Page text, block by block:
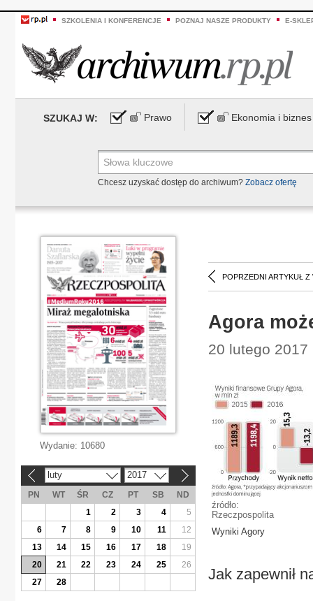
SZKOLENIA I KONFERENCJE POZNAJ NASZE PRODUKTY E-
SZUKAJ W: Prawo Ekonomia i biznes
Chcesz uzyskać dostęp do archiwum? Zobacz ofertę
POPRZEDNI ARTYKUŁ Z
Agora
20 lutego 2017
źródło:
Rzeczpospolita
Wyniki Agory
Jak zapewnił
Wydanie: 10680
luty 2017
PN WT ŚR CZ PT SB
ND
1
2 3 4
5
6
7 8 9 10 11
12
13
14 15 16 17 18
19
20
21 22 23 24 25
26
27
28